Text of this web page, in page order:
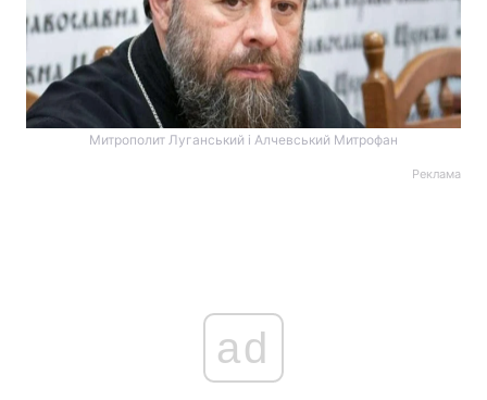
Митрополит Луганський і Алчевський Митрофан
Реклама
ad